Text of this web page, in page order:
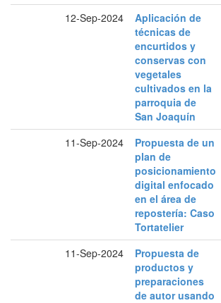
12-Sep-2024
Aplicación de
técnicas de
encurtidos y
conservas con
vegetales
cultivados en la
parroquia de
San Joaquín
11-Sep-2024
Propuesta de un
plan de
posicionamiento
digital enfocado
en el área de
repostería: Caso
Tortatelier
11-Sep-2024
Propuesta de
productos y
preparaciones
de autor usando